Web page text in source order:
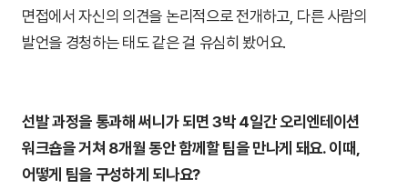
면접에서 자신의 의견을 논리적으로 전개하고, 다른 사람의
발언을 경청하는 태도 같은 걸 유심히 봤어요.
선발 과정을 통과해 써니가 되면 3박 4일간 오리엔테이션
워크숍을 거쳐 8개월 동안 함께할 팀을 만나게 돼요. 이때,
어떻게 팀을 구성하게 되나요?